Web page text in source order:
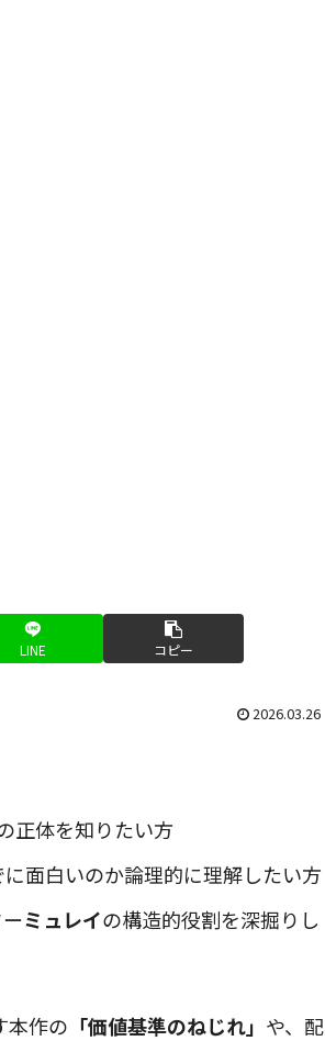
LINE コピー
2026.03.26
正体を知りたい方
面白いのか論理的に理解したい方
ミュレイの構造的役割を深掘りし
本作の 「価値基準のねじれ」 や、配